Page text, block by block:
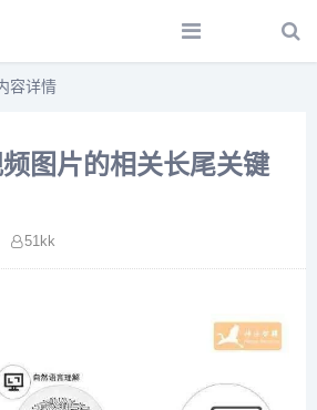
容详情
图片的相关长尾关键
51kk